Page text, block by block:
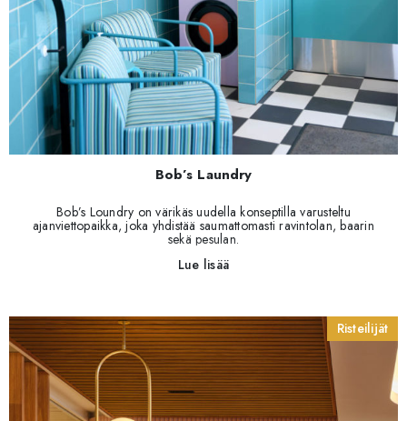
Bob’s Laundry
Bob’s Loundry on värikäs uudella konseptilla varusteltu
ajanviettopaikka, joka yhdistää saumattomasti ravintolan, baarin
sekä pesulan.
Lue lisää
Risteilijät